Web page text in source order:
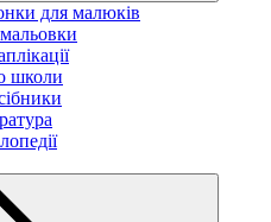
для малюків
школи